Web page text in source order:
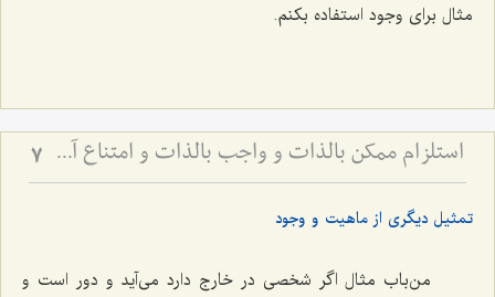
مثال براى وجود استفاده بکنم.
استلزام ممکن بالذات و واجب بالذات و امتناع آن - بررسی نسبت علیت و معلولیت در ضرورت و امکان 7
تمثیل دیگری از ماهیت و وجود
من‌باب مثال اگر شخصى در خارج دارد مى‌آید و دور است و